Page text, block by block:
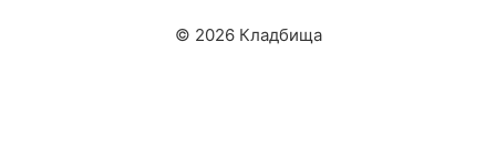
© 2026 Кладбища